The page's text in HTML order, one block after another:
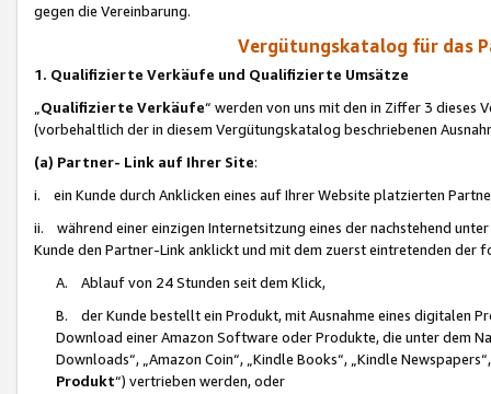
gegen die Vereinbarung.
Vergütungskatalog für das
1. Qualifizierte Verkäufe und Qualifizierte Umsätze
Qualifizierte Verkäufe“ werden von uns mit den in Ziffer 3
(vorbehaltlich der in diesem Vergütungskatalog beschriebenen
(a) Partner- Link auf Ihrer Site:
i. ein Kunde durch Anklicken eines auf Ihrer Website platzierten
ii. während einer einzigen Internetsitzung eines der nachstehend
Kunde den Partner-Link anklickt und mit dem zuerst eintretenden der
A. Ablauf von 24 Stunden seit dem Klick,
B. der Kunde bestellt ein Produkt, mit Ausnahme eines digitalen
Download einer Amazon Software oder Produkte, die unter dem
Downloads“, „Amazon Coin“, „Kindle Books“, „Kindle
Produkt“) vertrieben werden, oder